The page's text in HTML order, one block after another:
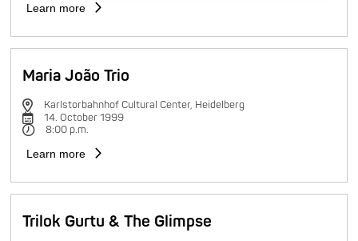
Learn more
Maria João Trio
Karlstorbahnhof Cultural Center, Heidelberg
14. October 1999
8:00 p.m.
Learn more
Trilok Gurtu & The Glimpse